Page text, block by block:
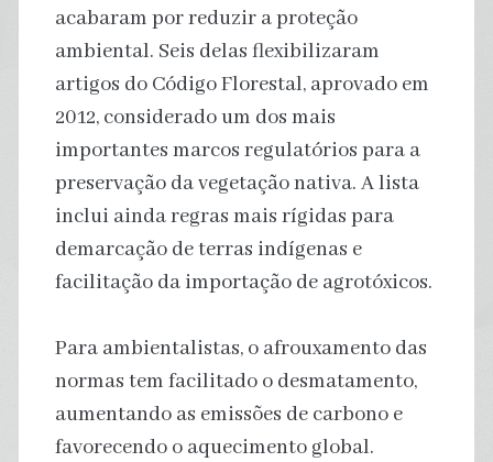
acabaram por reduzir a proteção
ambiental. Seis delas flexibilizaram
artigos do Código Florestal, aprovado em
2012, considerado um dos mais
importantes marcos regulatórios para a
preservação da vegetação nativa. A lista
inclui ainda regras mais rígidas para
demarcação de terras indígenas e
facilitação da importação de agrotóxicos.
Para ambientalistas, o afrouxamento das
normas tem facilitado o desmatamento,
aumentando as emissões de carbono e
favorecendo o aquecimento global.